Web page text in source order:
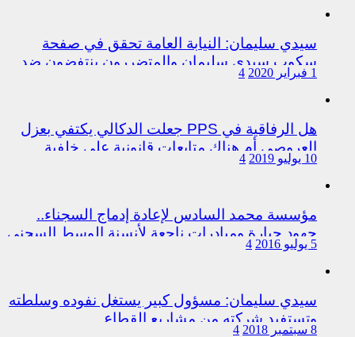
سيدي سليمان: النيابة العامة تحقق في صفحة
سكوب سيدي سليمان والمتضررون ينتفضون ضد
المتورطين من رجال الشرطة
1 فبراير 2020 4
هل الرفاقية في PPS جعلت الدكالي يكتفي بعزل
العروصي أم هناك متابعات قانونية على خلفية
اختلالات التسيير بمندوبية سيدي سليمان
10 يوليو 2019 4
مؤسسة محمد السادس لإعادة إدماج السجناء..
جهود جبارة ومبادرات ناجعة لأنسنة الوسط السجني
5 يوليو 2016 4
سيدي سليمان: مسؤول كبير يستغل نفوده وسلطته
وتستفيد شركته من مشاريع القطاع
8 سبتمبر 2018 4